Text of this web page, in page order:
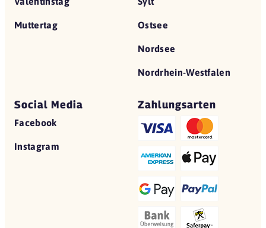
Muttertag Ostsee
Nordsee
Nordrhein-Westfalen
Social Media
Facebook
Instagram
Zahlungsarten